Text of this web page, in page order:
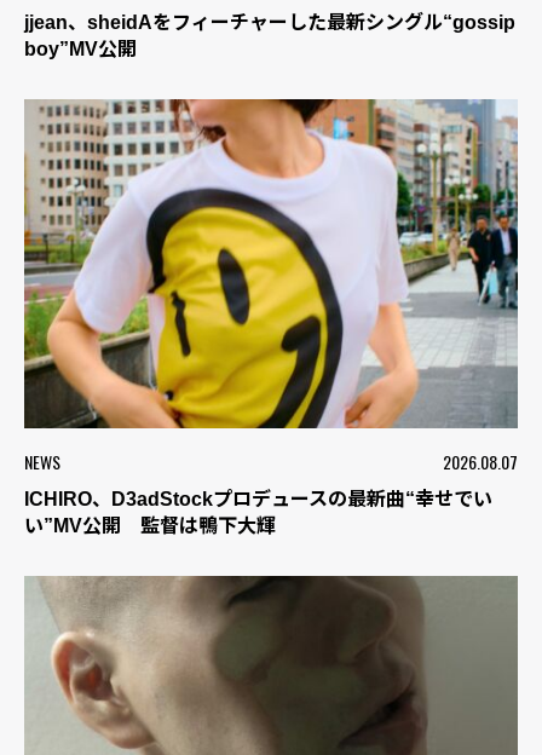
jjean、sheidAをフィーチャーした最新シングル“gossip
boy”MV公開
NEWS 2026.08.07
ICHIRO、D3adStockプロデュースの最新曲“幸せでい
い”MV公開 監督は鴨下大輝